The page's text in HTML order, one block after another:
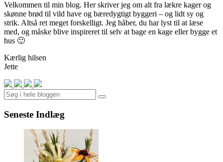
Velkommen til min blog. Her skriver jeg om alt fra lækre kager og
skønne brød til vild have og bæredygtigt byggeri – og lidt sy og
strik. Altså ret meget forskelligt. Jeg håber, du har lyst til at læse
med, og måske blive inspireret til selv at bage en kage eller bygge et
hus 🙂
Kærlig hilsen
Jette
Search
Seneste Indlæg